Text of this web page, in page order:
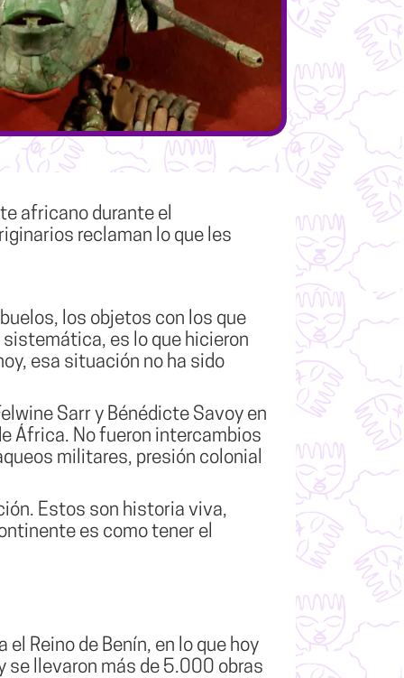
africano durante el
reclaman lo que les
los objetos con los que
sistemática, es lo que hicieron
esa situación no ha sido
Sarr y Bénédicte Savoy en
África. No fueron intercambios
militares, presión colonial
Estos son historia viva,
es como tener el
Reino de Benín, en lo que hoy
se llevaron más de 5.000 obras